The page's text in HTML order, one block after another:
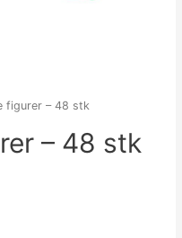
figurer – 48 stk
– 48 stk